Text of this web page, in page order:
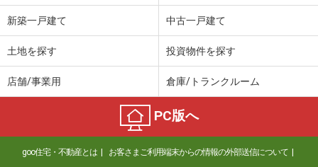
新築一戸建て 中古一戸建て
土地を探す 投資物件を探す
店舗/事業用 倉庫/トランクルーム
PC版へ
goo住宅・不動産とは お客さまご利用端末からの情報の外部送信について